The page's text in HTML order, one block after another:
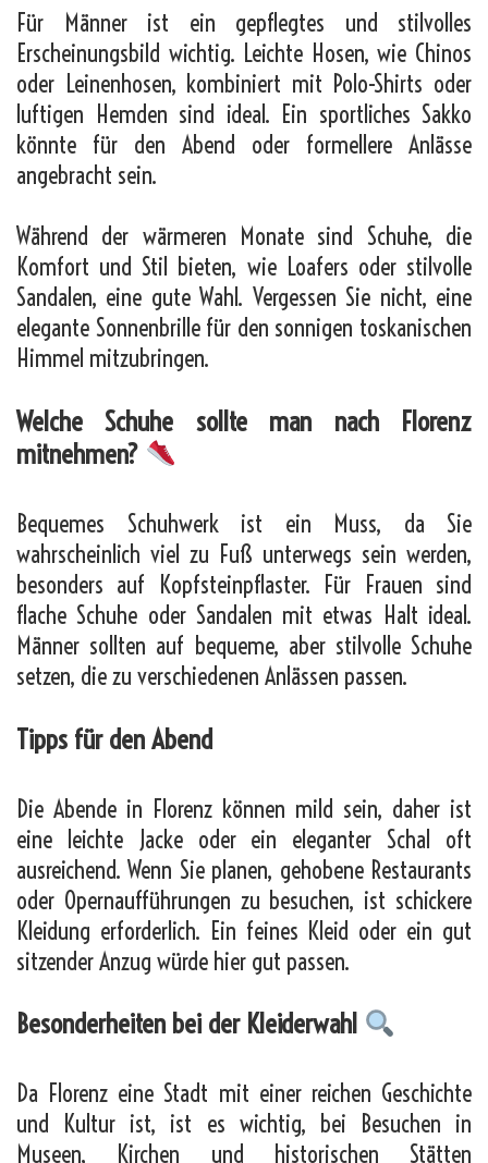
Für Männer ist ein gepflegtes und stilvolles
Erscheinungsbild wichtig. Leichte Hosen, wie Chinos
oder Leinenhosen, kombiniert mit Polo-Shirts oder
luftigen Hemden sind ideal. Ein sportliches Sakko
könnte für den Abend oder formellere Anlässe
angebracht sein.
Während der wärmeren Monate sind Schuhe, die
Komfort und Stil bieten, wie Loafers oder stilvolle
Sandalen, eine gute Wahl. Vergessen Sie nicht, eine
elegante Sonnenbrille für den sonnigen toskanischen
Himmel mitzubringen.
Welche Schuhe sollte man nach Florenz
mitnehmen?
Bequemes Schuhwerk ist ein Muss, da Sie
wahrscheinlich viel zu Fuß unterwegs sein werden,
besonders auf Kopfsteinpflaster. Für Frauen sind
flache Schuhe oder Sandalen mit etwas Halt ideal.
Männer sollten auf bequeme, aber stilvolle Schuhe
setzen, die zu verschiedenen Anlässen passen.
Tipps für den Abend
Die Abende in Florenz können mild sein, daher ist
eine leichte Jacke oder ein eleganter Schal oft
ausreichend. Wenn Sie planen, gehobene Restaurants
oder Opernaufführungen zu besuchen, ist schickere
Kleidung erforderlich. Ein feines Kleid oder ein gut
sitzender Anzug würde hier gut passen.
Besonderheiten bei der Kleiderwahl
Da Florenz eine Stadt mit einer reichen Geschichte
und Kultur ist, ist es wichtig, bei Besuchen in
Museen, Kirchen und historischen Stätten